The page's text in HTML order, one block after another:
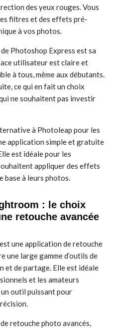
des yeux rouges. Vous
filtres et des effets pré-
à vos photos.
Photoshop Express est sa
utilisateur est claire et
à tous, même aux débutants.
ce qui en fait un choix
ne souhaitent pas investir
à Photoleap pour les
application simple et gratuite
est idéale pour les
appliquer des effets
base à leurs photos.
: le choix
retouche avancée
une application de retouche
large gamme d’outils de
et de partage. Elle est idéale
et les amateurs
outil puissant pour
retouche photo avancés,